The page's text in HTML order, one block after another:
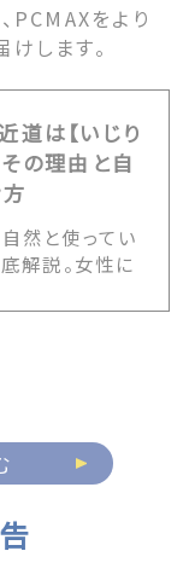
PCMAXをより
します。
道は【いじり
その理由と自
然と使ってい
解説。女性に
す。また20
男への近道は
グサイト